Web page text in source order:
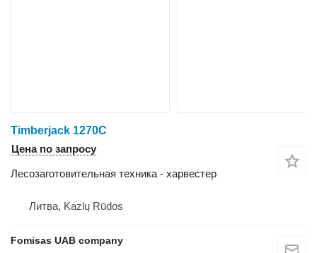
Timberjack 1270C
Цена по запросу
Лесозаготовительная техника - харвестер
Литва, Kazlų Rūdos
Fomisas UAB company